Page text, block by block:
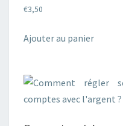
€3,50
Ajouter au panier